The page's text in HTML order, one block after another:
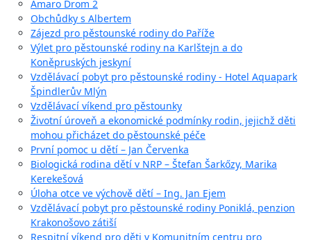
Amaro Drom 2
Obchůdky s Albertem
Zájezd pro pěstounské rodiny do Paříže
Výlet pro pěstounské rodiny na Karlštejn a do
Koněpruských jeskyní
Vzdělávací pobyt pro pěstounské rodiny - Hotel Aquapark
Špindlerův Mlýn
Vzdělávací víkend pro pěstounky
Životní úroveň a ekonomické podmínky rodin, jejichž děti
mohou přicházet do pěstounské péče
První pomoc u dětí – Jan Červenka
Biologická rodina dětí v NRP – Štefan Šarkőzy, Marika
Kerekešová
Úloha otce ve výchově dětí – Ing. Jan Ejem
Vzdělávací pobyt pro pěstounské rodiny Poniklá, penzion
Krakonošovo zátiší
Respitní víkend pro děti v Komunitním centru pro